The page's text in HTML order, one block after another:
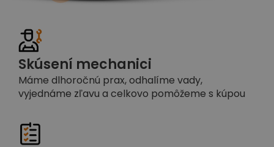
Skúsení mechanici
Máme dlhoročnú prax, odhalíme vady,
vyjednáme zľavu a celkovo pomôžeme s kúpou